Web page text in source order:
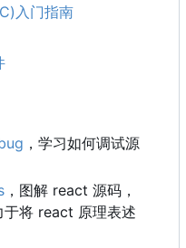
入门指南
，学习如何调试源
，图解 react 源码，
于将 react 原理表述